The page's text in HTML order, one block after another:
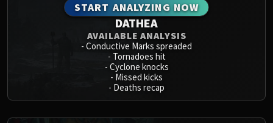
START ANALYZING NOW
DATHEA
AVAILABLE ANALYSIS
- Conductive Marks spreaded
- Tornadoes hit
- Cyclone knocks
- Missed kicks
- Deaths recap